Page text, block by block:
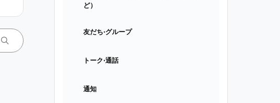
ど）
友だち⋅グループ
トーク⋅通話
通知